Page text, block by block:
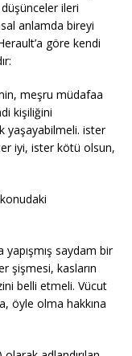
ileri
anlamda bireyi
göre kendi
meşru müdafaa
kişiliğini
yaşayabilmeli. ister
iyi, ister kötü olsun,
yapışmış saydam bir
şişmesi, kasların
belli etmeli. Vücut
öyle olma hakkına